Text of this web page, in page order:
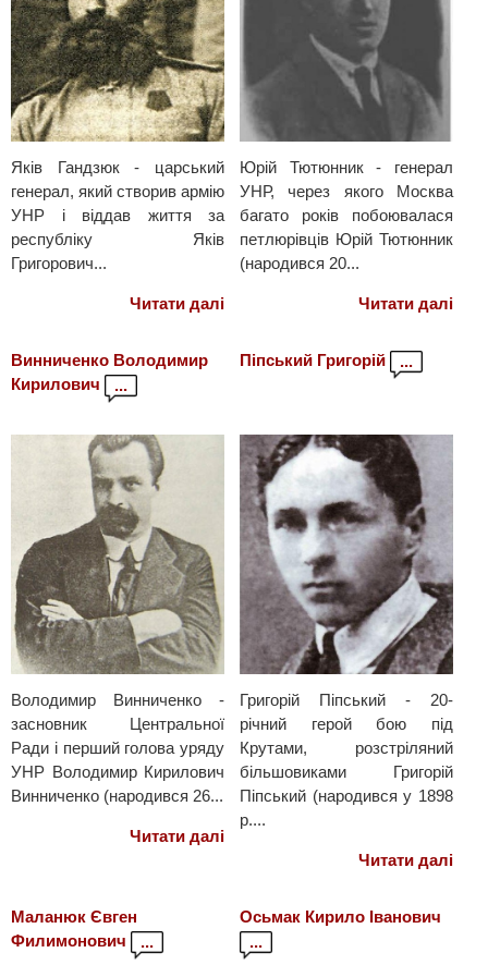
Яків Гандзюк - царський
генерал, який створив армію
УНР і віддав життя за
республіку Яків
Григорович...
Читати далі
Юрій Тютюнник - генерал
УНР, через якого Москва
багато років побоювалася
петлюрівців Юрій Тютюнник
(народився 20...
Читати далі
Винниченко Володимир
Кирилович
...
Володимир Винниченко -
засновник Центральної
Ради і перший голова уряду
УНР Володимир Кирилович
Винниченко (народився 26...
Читати далі
Піпський Григорій ...
Григорій Піпський - 20-
річний герой бою під
Крутами, розстріляний
більшовиками Григорій
Піпський (народився у 1898
р....
Читати далі
Маланюк Євген
Филимонович
...
Осьмак Кирило Іванович
...